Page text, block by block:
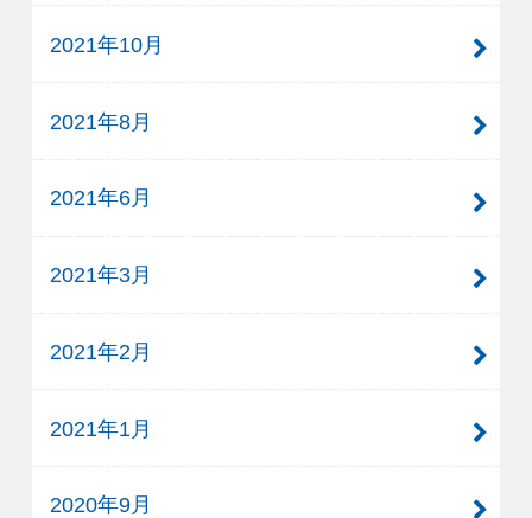
2021年10月
2021年8月
2021年6月
2021年3月
2021年2月
2021年1月
2020年9月